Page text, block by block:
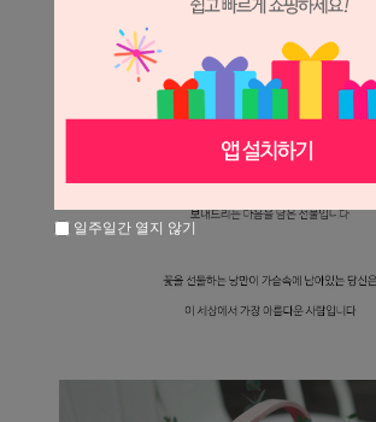
일주일간 열지 않기